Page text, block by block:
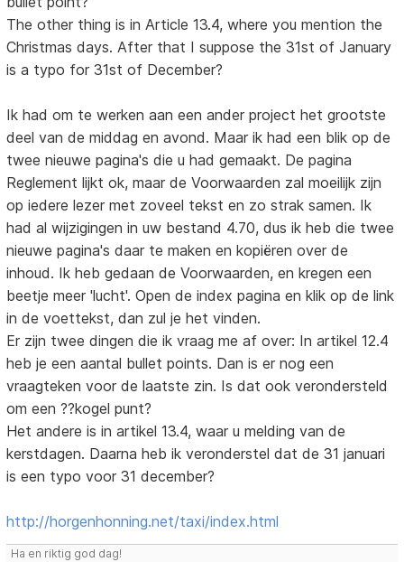
The other thing is in Article 13.4, where you mention the
Christmas days. After that I suppose the 31st of January
is a typo for 31st of December?
Ik had om te werken aan een ander project het grootste
deel van de middag en avond. Maar ik had een blik op de
twee nieuwe pagina's die u had gemaakt. De pagina
Reglement lijkt ok, maar de Voorwaarden zal moeilijk zijn
op iedere lezer met zoveel tekst en zo strak samen. Ik
had al wijzigingen in uw bestand 4.70, dus ik heb die twee
nieuwe pagina's daar te maken en kopiëren over de
inhoud. Ik heb gedaan de Voorwaarden, en kregen een
beetje meer 'lucht'. Open de index pagina en klik op de link
in de voettekst, dan zul je het vinden.
Er zijn twee dingen die ik vraag me af over: In artikel 12.4
heb je een aantal bullet points. Dan is er nog een
vraagteken voor de laatste zin. Is dat ook verondersteld
om een ??kogel punt?
Het andere is in artikel 13.4, waar u melding van de
kerstdagen. Daarna heb ik veronderstel dat de 31 januari
is een typo voor 31 december?
http://horgenhonning.net/taxi/index.html
Ha en riktig god dag!